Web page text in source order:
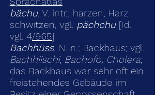
bächu, V. intr.; harzen, Harz
schwitzen, vgl. pächchu [Id.
vgl. 4/965]
Bachhüss, N. n.; Backhaus; vgl.
Bachhiischi, Bachofo, Cholera;
das Backhaus war sehr oft ein
freistehendes Gebäude im